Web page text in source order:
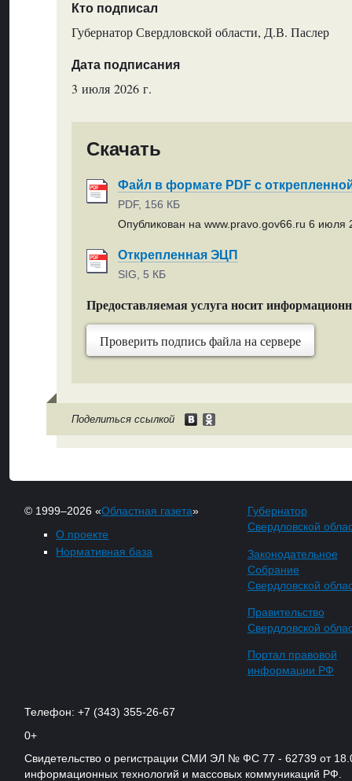
Кто подписал
Губернатор Свердловской области, Д.В. Паслер
Дата подписания
3 июля 2026 г.
Скачать
Файл в формате PDF с
PDF, 156 КБ
Опубликован на www.pravo.gov66.ru 6 июля
Открепленная ЭЦП
SIG, 5 КБ
Предоставляемая услуга носит
Проверить подпись файла на сервере
Поделиться ссылкой
© 1999–2026 «Областная газета»
О проекте
Нормативная база
Губернатор
Свердловской
Законодательное
Собрание
Свердловской
Правительство
Свердловской
Портал правовой
информации РФ
Телефон: +7 (343) 355-26-67
0+
Свидетельство о регистрации СМИ ЭЛ № ФС 77 - 62739 от
информационных технологий и массовых коммуникаций РФ.